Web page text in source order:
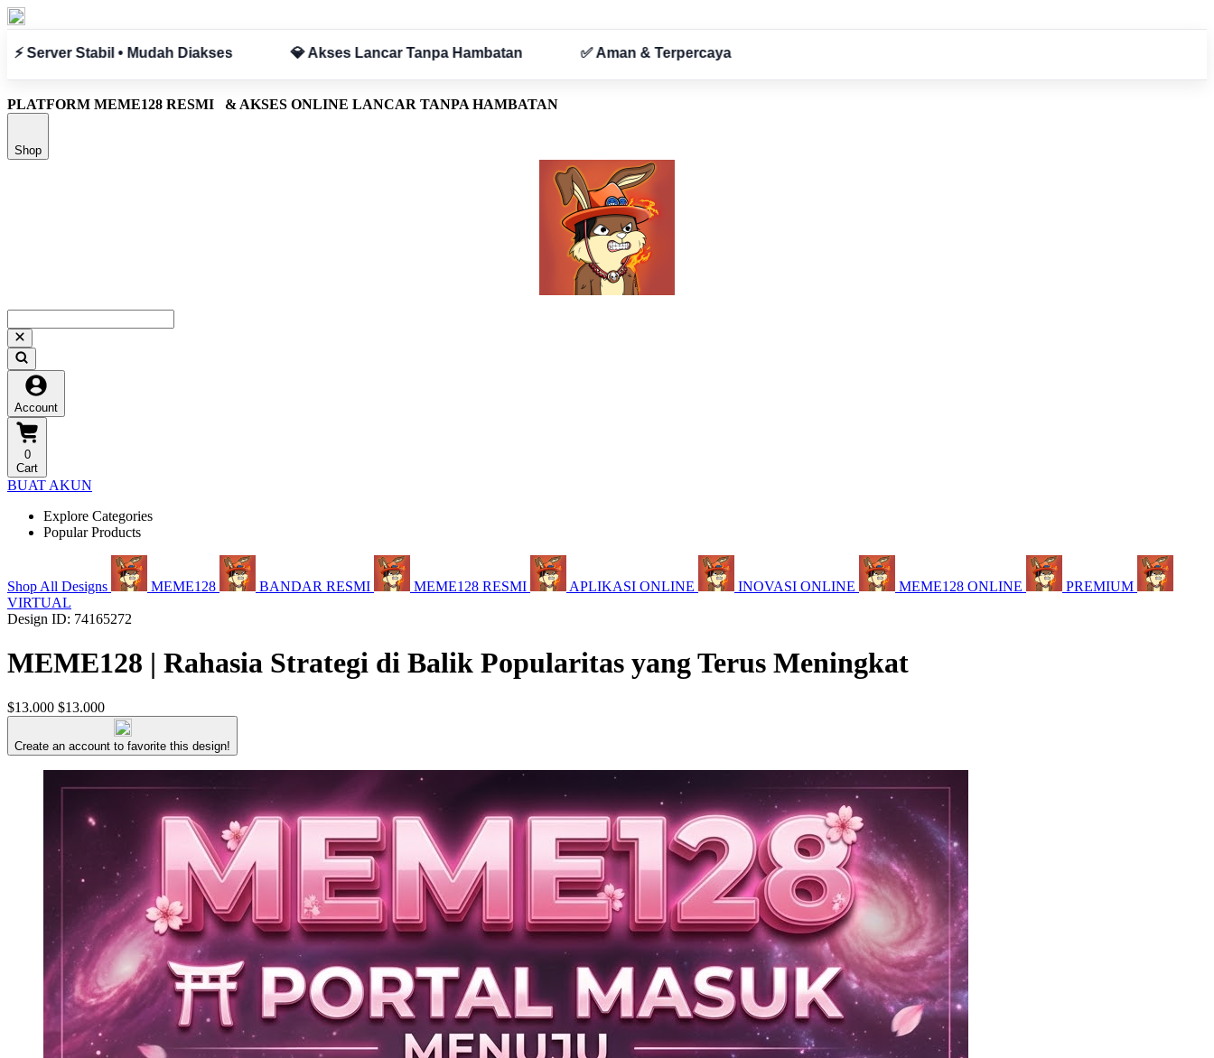
Hambatan ✅ Aman & Terpercaya
PLATFORM MEME128 RESMI & AKSES ONLINE LANCAR TANPA HAMBATAN
Shop
Account
0
Cart
BUAT AKUN
Explore Categories
Popular Products
Shop All Designs MEME128 BANDAR RESMI MEME128 RESMI APLIKASI ONLINE INOVASI ONLINE MEME128 ONLINE
PREMIUM
VIRTUAL
Design ID: 74165272
MEME128 | Rahasia Strategi di Balik Popularitas yang Terus Meningkat
$13.000 $13.000
Create an account to favorite this design!